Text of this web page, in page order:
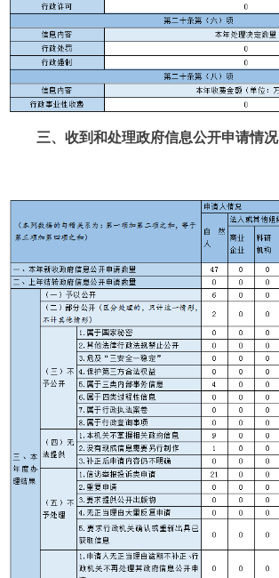
三、收到和处理政府信息公开申请情况